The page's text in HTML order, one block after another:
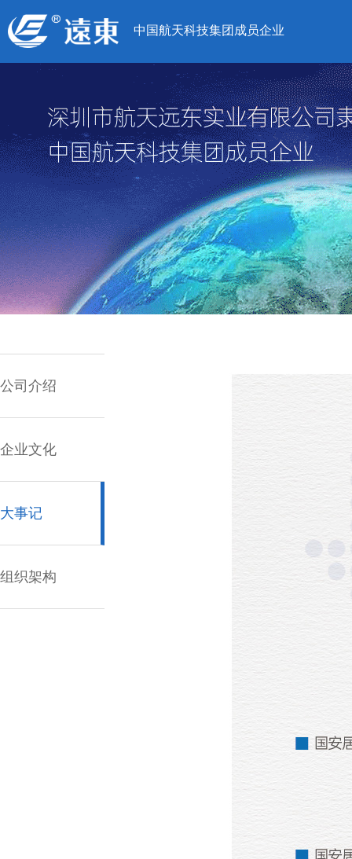
公司介绍
企业文化
大事记
组织架构